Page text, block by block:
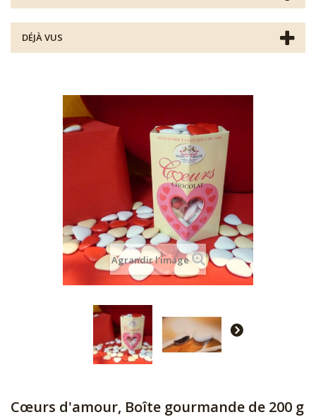
DÉJÀ VUS
Agrandir l'image
Cœurs d'amour, Boîte gourmande de 200 g